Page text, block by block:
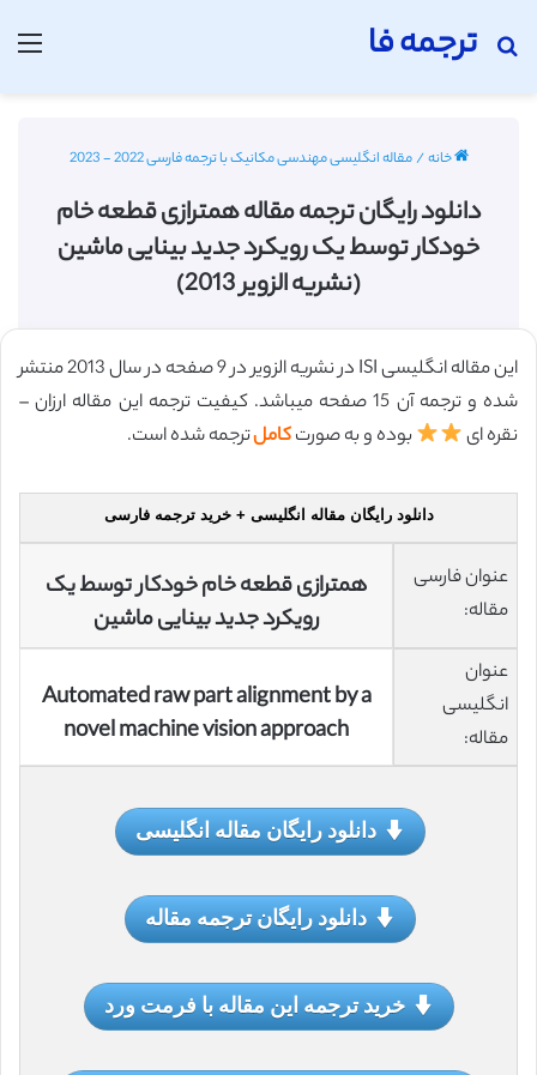
ترجمه فا
جستجو برای
خانه/مقاله انگلیسی مهندسی مکانیک با ترجمه فارسی 2022 - 2023
دانلود رایگان ترجمه مقاله همترازی قطعه خام
خودکار توسط یک رویکرد جدید بینایی ماشین
(نشریه الزویر 2013)
این مقاله انگلیسی ISI در نشریه الزویر در 9 صفحه در سال 2013 منتشر
شده و ترجمه آن 15 صفحه میباشد. کیفیت ترجمه این مقاله ارزان –
نقره ای
بوده و به صورتکاملترجمه شده است.
دانلود رایگان مقاله انگلیسی + خرید ترجمه فارسی
عنوان فارسی
مقاله:
همترازی قطعه خام خودکار توسط یک
رویکرد جدید بینایی ماشین
عنوان
انگلیسی
مقاله:
Automated raw part alignment by a
novel machine vision approach
دانلود رایگان مقاله انگلیسی
دانلود رایگان ترجمه مقاله
خرید ترجمه این مقاله با فرمت ورد